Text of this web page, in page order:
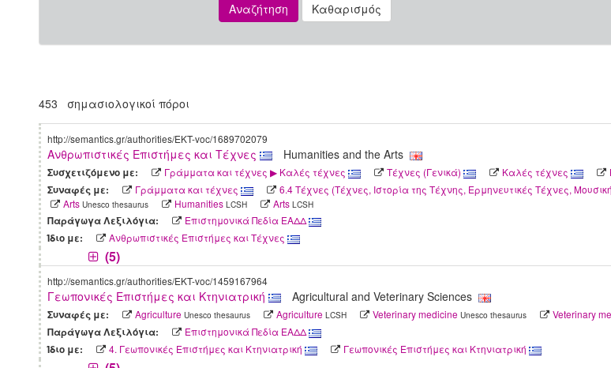
Αναζήτηση Καθαρισμός
453 σημασιολογικοί πόροι
http://semantics.gr/authorities/EKT-voc/1689702079
Ανθρωπιστικές Επιστήμες και Τέχνες Humanities and the Arts
Συσχετιζόμενο με: Γράμματα και τέχνες ▶ Καλές τέχνες Τέχνες (Γενικά) Καλές τέχνες
Συναφές με:
Γράμματα και τέχνες 6.4 Τέχνες (Τέχνες, Ιστορία της Τέχνης, Ερμηνευτικές Τέχνες,
Arts Unesco thesaurus Humanities LCSH Arts LCSH
Παράγωγα Λεξιλόγια:
Επιστημονικά Πεδία ΕΑΔΔ
Ίδιο με:
Ανθρωπιστικές Επιστήμες και Τέχνες
(5)
http://semantics.gr/authorities/EKT-voc/1459167964
Γεωπονικές Επιστήμες και Κτηνιατρική Agricultural and Veterinary Sciences
Συναφές με: Agriculture Unesco thesaurus Agriculture LCSH Veterinary medicine Unesco thesaurus Veterinary
Παράγωγα Λεξιλόγια:
Επιστημονικά Πεδία ΕΑΔΔ
Ίδιο με:
4. Γεωπονικές Επιστήμες και Κτηνιατρική Γεωπονικές Επιστήμες και Κτηνιατρική